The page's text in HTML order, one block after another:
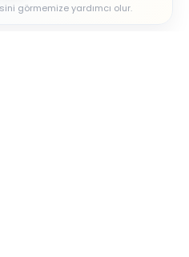
görmemize yardımcı olur.